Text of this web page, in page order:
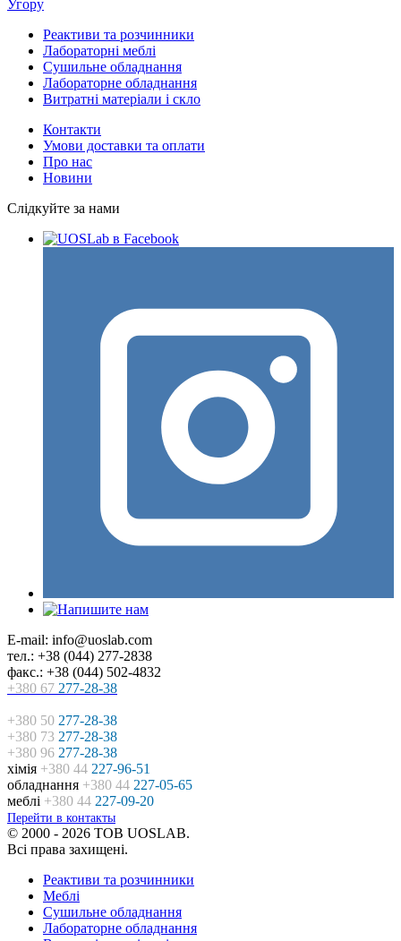
Угору
Реактиви та розчинники
Лабораторні меблі
Сушильне обладнання
Лабораторне обладнання
Витратні матеріали і скло
Контакти
Умови доставки та оплати
Про нас
Новини
Слідкуйте за нами
E-mail: info@uoslab.com
тел.: +38 (044) 277-2838
факс.: +38 (044) 502-4832
+380 67 277-28-38
+380 50 277-28-38
+380 73 277-28-38
+380 96 277-28-38
хімія +380 44 227-96-51
обладнання +380 44 227-05-65
меблі +380 44 227-09-20
Перейти в контакты
© 2000 - 2026 ТОВ UOSLAB.
Всі права захищені.
Реактиви та розчинники
Меблі
Сушильне обладнання
Лабораторне обладнання